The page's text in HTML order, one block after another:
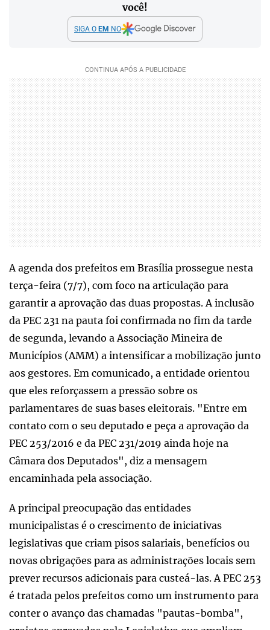
você!
SIGA O EM NO
A agenda dos prefeitos em Brasília prossegue nesta
terça-feira (7/7), com foco na articulação para
garantir a aprovação das duas propostas. A inclusão
da PEC 231 na pauta foi confirmada no fim da tarde
de segunda, levando a Associação Mineira de
Municípios (AMM) a intensificar a mobilização junto
aos gestores. Em comunicado, a entidade orientou
que eles reforçassem a pressão sobre os
parlamentares de suas bases eleitorais. "Entre em
contato com o seu deputado e peça a aprovação da
PEC 253/2016 e da PEC 231/2019 ainda hoje na
Câmara dos Deputados", diz a mensagem
encaminhada pela associação.
A principal preocupação das entidades
municipalistas é o crescimento de iniciativas
legislativas que criam pisos salariais, benefícios ou
novas obrigações para as administrações locais sem
prever recursos adicionais para custeá-las. A PEC 253
é tratada pelos prefeitos como um instrumento para
conter o avanço das chamadas "pautas-bomba",